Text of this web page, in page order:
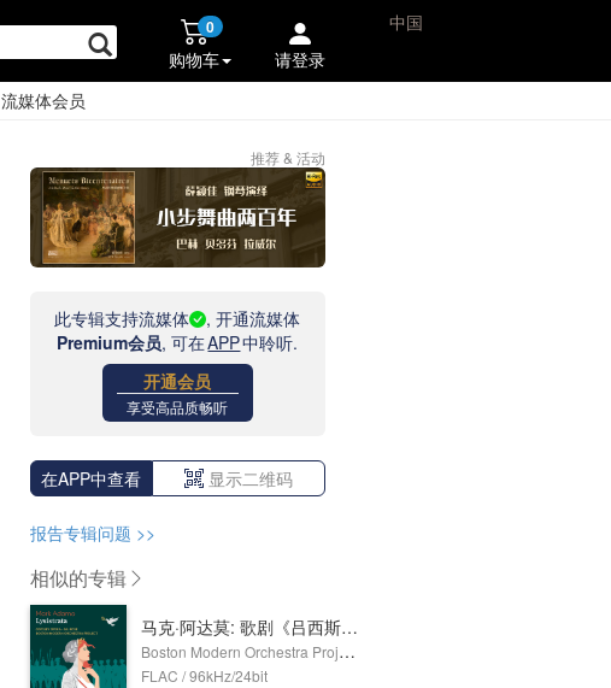
0
购物车 请登录
中国
流媒体会员
推荐 & 活动
此专辑支持流媒体
, 开通流媒体
Premium会员, 可在APP中聆听.
开通会员
享受高品质畅听
在APP中查看 显示二维码
报告专辑问题 >>
相似的专辑
马克·阿达莫: 歌剧《吕西斯忒拉忒》 (Lysistrata)
Boston Modern Orchestra Project,Odyssey Opera,Gil Rose
FLAC / 96kHz/24bit